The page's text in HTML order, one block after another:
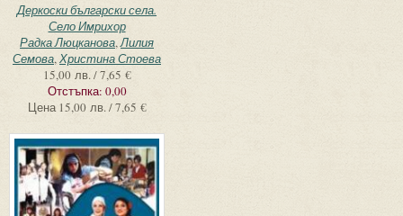
Деркоски български села.
Село Имрихор
Радка Люцканова,Лилия
Семова,Христина Стоева
15,00 лв. / 7,65 €
Отстъпка: 0,00
Цена 15,00 лв. / 7,65 €